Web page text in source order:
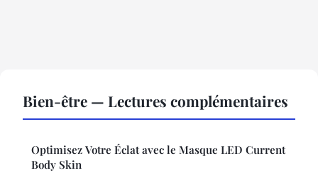
Bien-être — Lectures complémentaires
Optimisez Votre Éclat avec le Masque LED Current
Body Skin